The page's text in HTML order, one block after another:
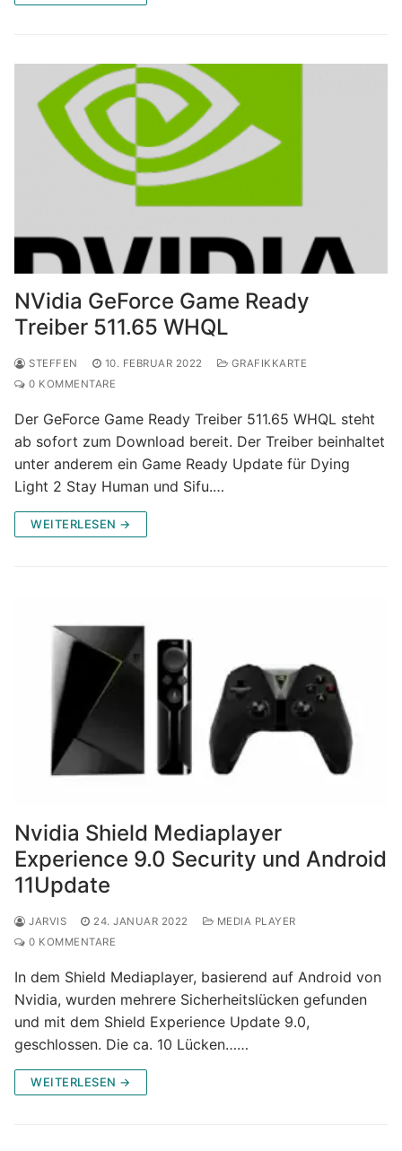
NVidia GeForce Game Ready
Treiber 511.65 WHQL
STEFFEN 10. FEBRUAR 2022
GRAFIKKARTE
0 KOMMENTARE
Der GeForce Game Ready Treiber 511.65 WHQL steht
ab sofort zum Download bereit. Der Treiber beinhaltet
unter anderem ein Game Ready Update für Dying
Light 2 Stay Human und Sifu.…
WEITERLESEN →
Nvidia Shield Mediaplayer
Experience 9.0 Security und Android
11Update
JARVIS 24. JANUAR 2022
MEDIA PLAYER
0 KOMMENTARE
In dem Shield Mediaplayer, basierend auf Android von
Nvidia, wurden mehrere Sicherheitslücken gefunden
und mit dem Shield Experience Update 9.0,
geschlossen. Die ca. 10 Lücken……
WEITERLESEN →